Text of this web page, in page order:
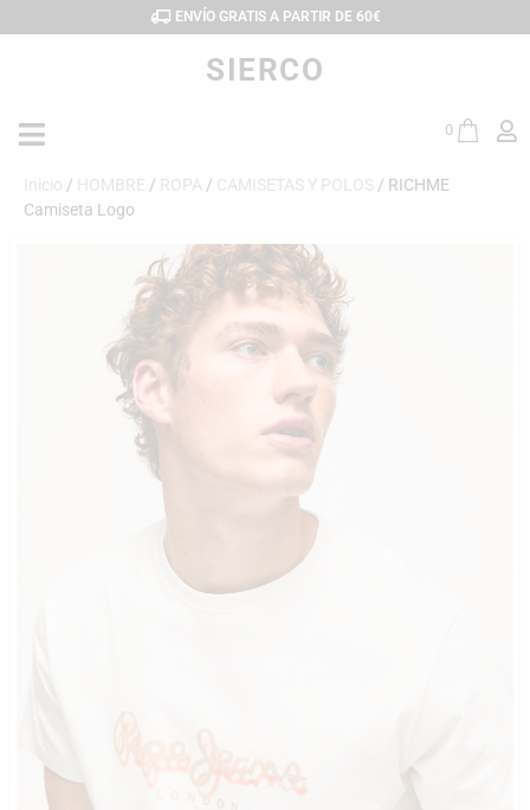
ENVÍO GRATIS A PARTIR DE 60€
SIERCO
0
Inicio / HOMBRE / ROPA / CAMISETAS Y POLOS / RICHME
Camiseta Logo